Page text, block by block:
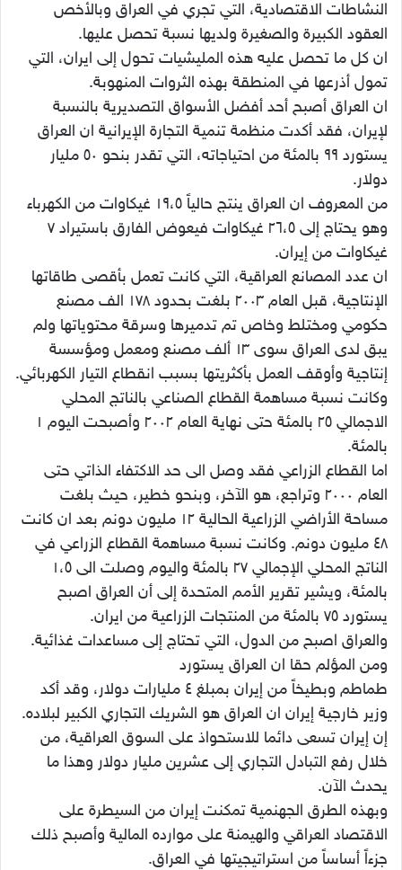
النشاطات الاقتصادية، التي تجري في العراق وبالأخص
العقود الكبيرة والصغيرة ولديها نسبة تحصل عليها.
ان كل ما تحصل عليه هذه المليشيات تحول إلى ايران، التي
تمول أذرعها في المنطقة بهذه الثروات المنهوبة.
ان العراق أصبح أحد أفضل الأسواق التصديرية بالنسبة
لإيران، فقد أكدت منظمة تنمية التجارة الإيرانية ان العراق
يستورد ٩٩ بالمئة من احتياجاته، التي تقدر بنحو ٥٠ مليار
دولار.
من المعروف ان العراق ينتج حالياً ١٩،٥ غيكاوات من الكهرباء
وهو يحتاج إلى ٢٦،٥ غيكاوات فيعوض الفارق باستيراد ٧
غيكاوات من إيران.
ان عدد المصانع العراقية، التي كانت تعمل بأقصى طاقاتها
الإنتاجية، قبل العام ٢٠٠٣ بلغت بحدود ١٧٨ الف مصنع
حكومي ومختلط وخاص تم تدميرها وسرقة محتوياتها ولم
يبق لدى العراق سوى ١٣ ألف مصنع ومعمل ومؤسسة
إنتاجية وأوقف العمل بأكثريتها بسبب انقطاع التيار الكهربائي.
وكانت نسبة مساهمة القطاع الصناعي بالناتج المحلي
الاجمالي ٢٥ بالمئة حتى نهاية العام ٢٠٠٢ وأصبحت اليوم ١
بالمئة.
اما القطاع الزراعي فقد وصل الى حد الاكتفاء الذاتي حتى
العام ٢٠٠٠ وتراجع، هو الآخر، وبنحو خطير، حيث بلغت
مساحة الأراضي الزراعية الحالية ١٢ مليون دونم بعد ان كانت
٤٨ مليون دونم. وكانت نسبة مساهمة القطاع الزراعي في
الناتج المحلي الإجمالي ٢٧ بالمئة واليوم وصلت الى ١،٥
بالمئة، ويشير تقرير الأمم المتحدة إلى أن العراق اصبح
يستورد ٧٥ بالمئة من المنتجات الزراعية من ايران.
والعراق اصبح من الدول، التي تحتاج إلى مساعدات غذائية.
ومن المؤلم حقا ان العراق يستورد
طماطم وبطيخاً من إيران بمبلغ ٤ مليارات دولار، وقد أكد
وزير خارجية إيران ان العراق هو الشريك التجاري الكبير لبلاده.
إن إيران تسعى دائما للاستحواذ على السوق العراقية، من
خلال رفع التبادل التجاري إلى عشرين مليار دولار وهذا ما
يحدث الآن.
وبهذه الطرق الجهنمية تمكنت إيران من السيطرة على
الاقتصاد العراقي والهيمنة على موارده المالية وأصبح ذلك
جزءاً أساساً من استراتيجيتها في العراق.